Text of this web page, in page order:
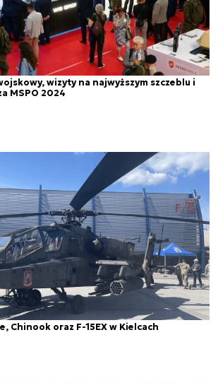
wizyty na najwyższym szczeblu i
MSPO 2024
Chinook oraz F-15EX w Kielcach